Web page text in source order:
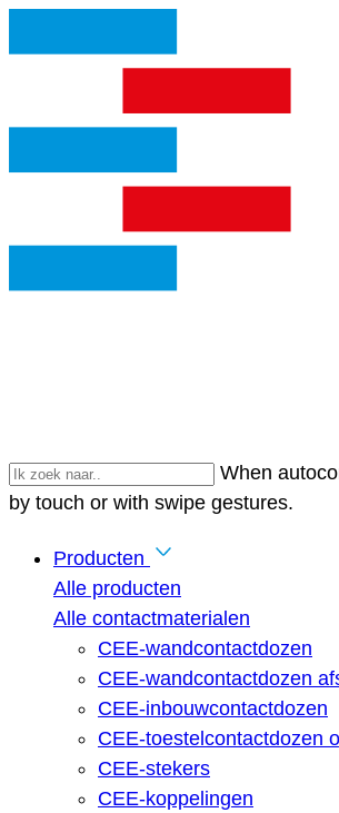
When
by touch or with swipe gestures.
Producten
Alle producten
Alle contactmaterialen
CEE-wandcontactdozen
CEE-wandcontactdozen
CEE-inbouwcontactdozen
CEE-toestelcontactdozen
CEE-stekers
CEE-koppelingen